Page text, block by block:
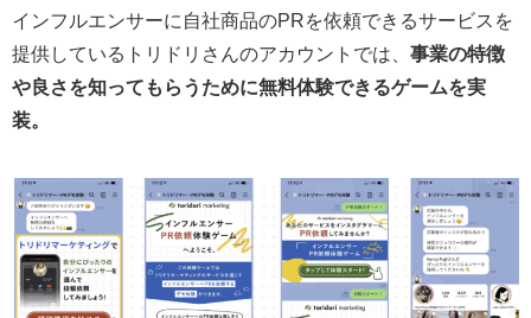
インフルエンサーに自社商品のPRを依頼できるサービスを
提供しているトリドリさんのアカウントでは、 事業の特徴
や良さを知ってもらうために無料体験できるゲームを実
装。